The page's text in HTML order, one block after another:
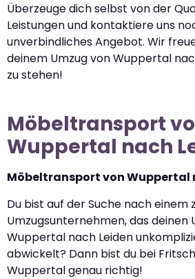
Überzeuge dich selbst von der
Leistungen und kontaktiere uns
unverbindliches Angebot. Wir
deinem Umzug von Wuppertal
zu stehen!
Möbeltransport
Wuppertal nach
Möbeltransport von Wuppertal
Du bist auf der Suche nach einem
Umzugsunternehmen, das deinen
Wuppertal nach Leiden
abwickelt? Dann bist du bei
Wuppertal genau richtig!